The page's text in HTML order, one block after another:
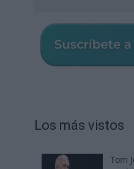
Los más vistos
Tom